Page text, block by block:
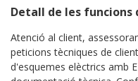
Detall de les funcions
Atenció al client,
peticions tècniques de
d'esquemes elèctrics amb